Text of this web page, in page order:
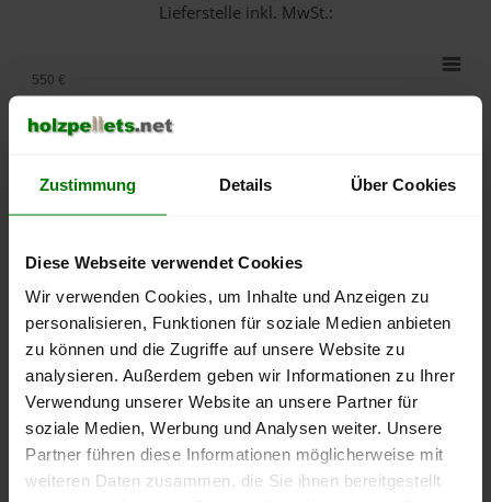
Zustimmung Details Über Cookies
Diese Webseite verwendet Cookies
Wir verwenden Cookies, um Inhalte und Anzeigen zu
personalisieren, Funktionen für soziale Medien anbieten
zu können und die Zugriffe auf unsere Website zu
analysieren. Außerdem geben wir Informationen zu Ihrer
Verwendung unserer Website an unsere Partner für
soziale Medien, Werbung und Analysen weiter. Unsere
Partner führen diese Informationen möglicherweise mit
weiteren Daten zusammen, die Sie ihnen bereitgestellt
Lieferstelle inkl. MwSt.:
lose Ware Sackware
September
2025
Januar
Mai
250 €
300 €
450 €
500 €
550 €
Die aktuelle Preisentwicklung für Holzpellets in Deutschland